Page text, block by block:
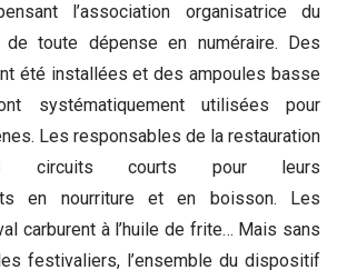
l’association organisatrice du
toute dépense en numéraire. Des
été installées et des ampoules basse
systématiquement utilisées pour
Les responsables de la restauration
circuits courts pour leurs
en nourriture et en boisson. Les
carburent à l’huile de frite… Mais sans
festivaliers, l’ensemble du dispositif